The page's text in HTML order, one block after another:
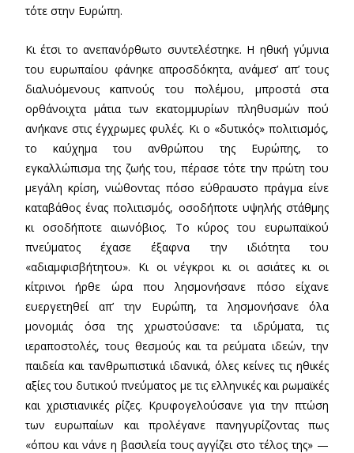
τότε στην Ευρώπη.
Κι έτσι το ανεπανόρθωτο συντελέστηκε. Η ηθική γύμνια
του ευρωπαίου φάνηκε απροσδόκητα, ανάμεσ’ απ’ τους
διαλυόμενους καπνούς του πολέμου, μπροστά στα
ορθάνοιχτα μάτια των εκατομμυρίων πληθυσμών πού
ανήκανε στις έγχρωμες φυλές. Κι ο «δυτικός» πολιτισμός,
το καύχημα του ανθρώπου της Ευρώπης, το
εγκαλλώπισμα της ζωής του, πέρασε τότε την πρώτη του
μεγάλη κρίση, νιώθοντας πόσο εύθραυστο πράγμα είνε
καταβάθος ένας πολιτισμός, οσοδήποτε υψηλής στάθμης
κι οσοδήποτε αιωνόβιος. Το κύρος του ευρωπαϊκού
πνεύματος έχασε έξαφνα την ιδιότητα του
«αδιαμφισβήτητου». Κι οι νέγκροι κι οι ασιάτες κι οι
κίτρινοι ήρθε ώρα που λησμονήσανε πόσο είχανε
ευεργετηθεί απ’ την Ευρώπη, τα λησμονήσανε όλα
μονομιάς όσα της χρωστούσανε: τα ιδρύματα, τις
ιεραποστολές, τους θεσμούς και τα ρεύματα ιδεών, την
παιδεία και τανθρωπιστικά ιδανικά, όλες κείνες τις ηθικές
αξίες του δυτικού πνεύματος με τις ελληνικές και ρωμαϊκές
και χριστιανικές ρίζες. Κρυφογελούσανε για την πτώση
των ευρωπαίων και προλέγανε πανηγυρίζοντας πως
«όπου και νάνε η βασιλεία τους αγγίζει στο τέλος της» —